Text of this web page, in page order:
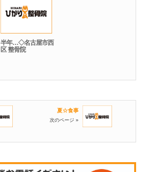
半年…◇名古屋市西
区 整骨院
夏☆食事
次のページ »